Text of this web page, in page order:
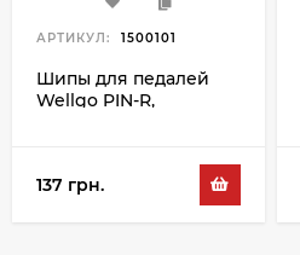
АРТИКУЛ: 1500101
Шипы для педалей
Wellgo PIN-R,
137 грн.